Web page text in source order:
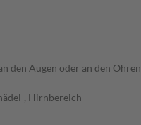
den Augen oder an den Ohren
, Hirnbereich